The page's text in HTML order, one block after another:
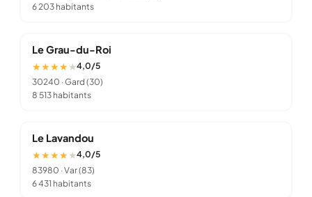
6 203 habitants
Le Grau-du-Roi
★ ★ ★ ★★4,0/5
30240 · Gard (30)
8 513 habitants
Le Lavandou
★ ★ ★ ★★4,0/5
83980 · Var (83)
6 431 habitants